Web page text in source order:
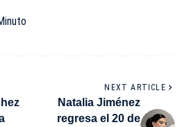
NEXT ARTICLE
Natalia Jiménez
regresa el 20 de